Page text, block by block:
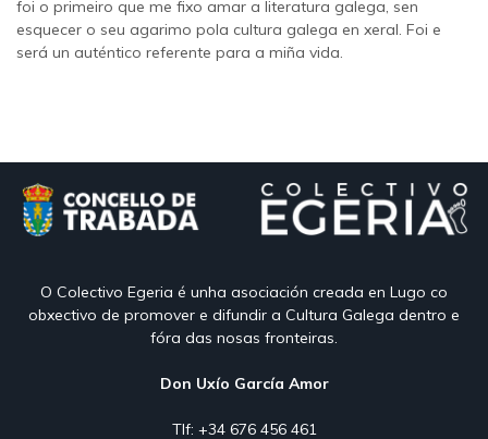
foi o primeiro que me fixo amar a literatura galega, sen
esquecer o seu agarimo pola cultura galega en xeral. Foi e
será un auténtico referente para a miña vida.
O Colectivo Egeria é unha asociación creada en Lugo co
obxectivo de promover e difundir a Cultura Galega dentro e
fóra das nosas fronteiras.
Don Uxío García Amor
Tlf: +34 676 456 461